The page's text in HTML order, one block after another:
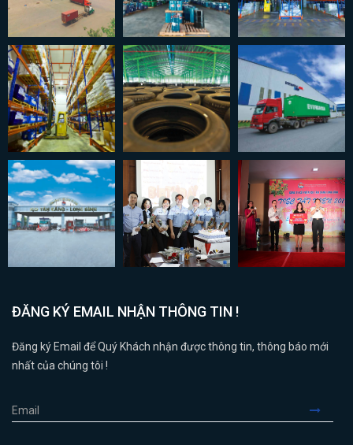
ĐĂNG KÝ EMAIL NHẬN THÔNG TIN !
Đăng ký Email để Quý Khách nhận được thông tin, thông báo mới
nhất của chúng tôi !